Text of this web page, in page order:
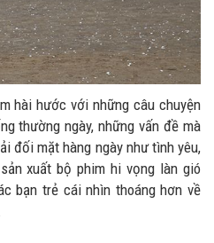
hài hước với những câu chuyện
thường ngày, những vấn đề mà
đối mặt hàng ngày như tình yêu,
xuất bộ phim hi vọng làn gió
bạn trẻ cái nhìn thoáng hơn về